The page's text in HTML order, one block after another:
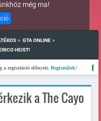
még ma!
» GTA ONLINE »
HEIST!
előnyeit.Regisztálok! Kész
a The Cayo